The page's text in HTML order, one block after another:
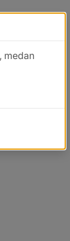
medan